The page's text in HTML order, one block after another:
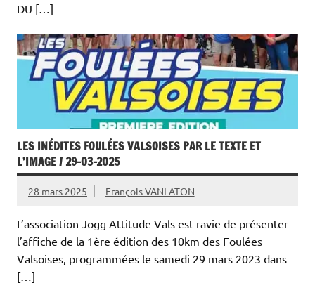
DU […]
LES INÉDITES FOULÉES VALSOISES PAR LE TEXTE ET
L’IMAGE / 29-03-2025
28 mars 2025 François VANLATON
L’association Jogg Attitude Vals est ravie de présenter
l’affiche de la 1ère édition des 10km des Foulées
Valsoises, programmées le samedi 29 mars 2023 dans
[…]